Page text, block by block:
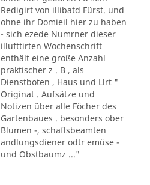
Redigirt von illibatd Fürst. und
ohne ihr Domieil hier zu haben
- sich ezede Numrner dieser
illufttirten Wochenschrift
enthält eine große Anzahl
praktischer z . B , als
Dienstboten , Haus und Llrt "
Originat . Aufsätze und
Notizen über alle Föcher des
Gartenbaues . besonders ober
Blumen -, schaflsbeamten
andlungsdiener odtr emüse -
und Obstbaumz ..."